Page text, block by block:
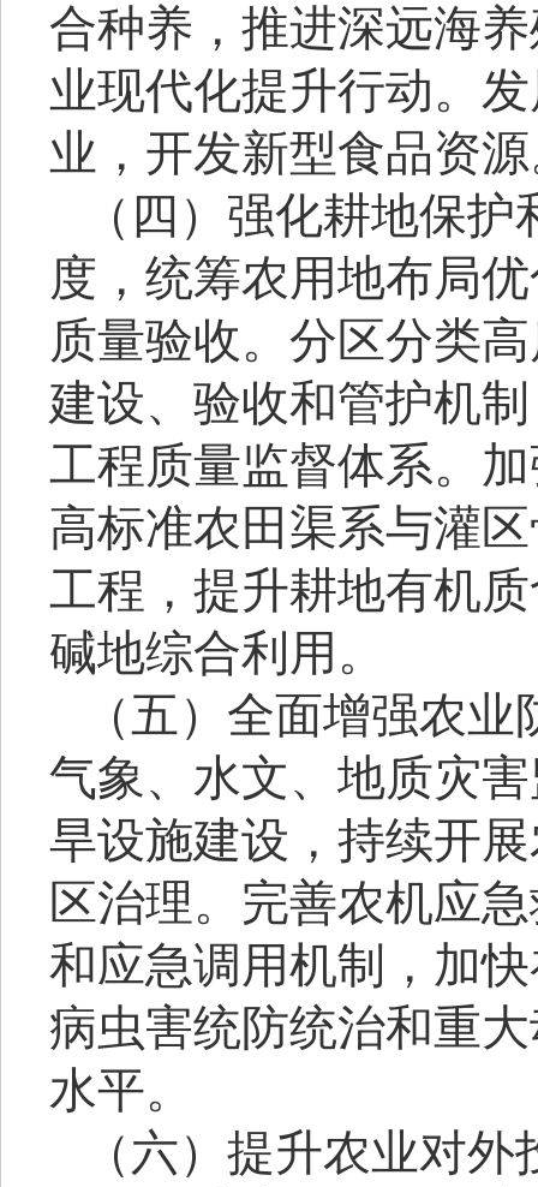
合种养，推进深远海
业现代化提升行动。
业，开发新型食品资
（四）强化耕地保
度，统筹农用地布局
质量验收。分区分类
建设、验收和管护机
工程质量监督体系。
高标准农田渠系与灌
工程，提升耕地有机
碱地综合利用。
（五）全面增强农
气象、水文、地质灾
旱设施建设，持续开
区治理。完善农机应
和应急调用机制，加
病虫害统防统治和重
水平。
（六）提升农业对